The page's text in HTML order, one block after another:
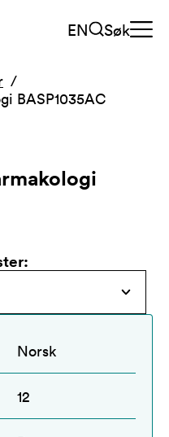
EN Søk
BASP1035AC
:
Norsk
12